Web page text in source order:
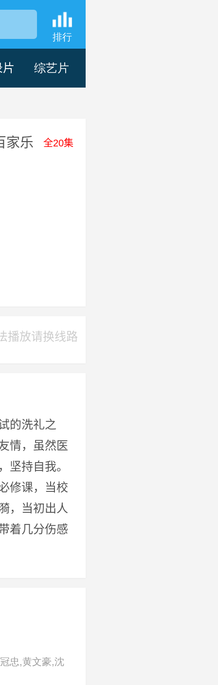
排行
片 综艺片
家乐 全20集
播放请换线路
的洗礼之
情，虽然医
坚持自我。
修课，当校
，当初出人
着几分伤感
忠,黄文豪,沈